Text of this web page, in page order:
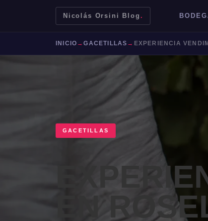
Nicolás Orsini Blog .
Bodegas Jujuy
INICIO →GACETILLAS →
GACETILLAS
EN